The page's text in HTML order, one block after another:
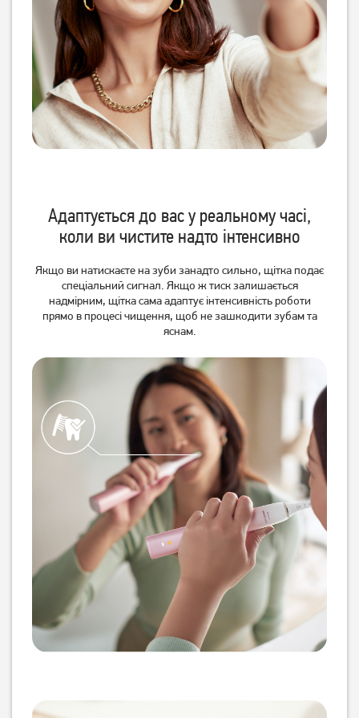
грн
1 849грн
7 879
6 299грн
Зубна щітка Zelmer
ZTB1010B
Немає в наявності
Зубна щітка Oral-B Vitality
D103 Pro Protect X Clean
1 549грн
Насадка для зубної щітки
Philips Sonicare HX6032/90
Насадка для зубної щітки
Philips Sonicare HX6068/87
W2 Optimal White
2 579 грн
грн
Адаптується до вас у реальному часі,
коли ви чистите надто інтенсивно
Якщо ви натискаєте на зуби занадто сильно, щітка подає
спеціальний сигнал. Якщо ж тиск залишається
надмірним, щітка сама адаптує інтенсивність роботи
прямо в процесі чищення, щоб не зашкодити зубам та
яснам.